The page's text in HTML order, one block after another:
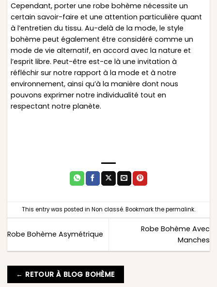
Cependant, porter une robe bohème nécessite un
certain savoir-faire et une attention particulière quant
à l’entretien du tissu. Au-delà de la mode, le style
bohème peut également être considéré comme un
mode de vie alternatif, en accord avec la nature et
l’esprit libre. Peut-être est-ce là une invitation à
réfléchir sur notre rapport à la mode et à notre
environnement, ainsi qu’à la manière dont nous
pouvons exprimer notre individualité tout en
respectant notre planète.
This entry was posted in Non classé. Bookmark thepermalink.
Robe Bohème Asymétrique
Robe Bohème Avec
Manches
← RETOUR À BLOG BOHÈME